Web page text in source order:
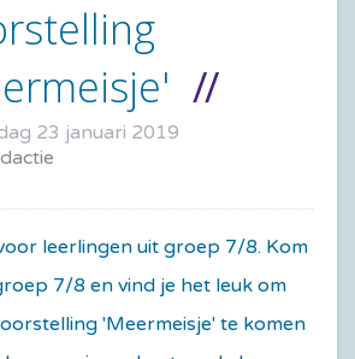
23 januari 2019
leerlingen uit groep 7/8. Kom
7/8 en vind je het leuk om
'Meermeisje' te komen